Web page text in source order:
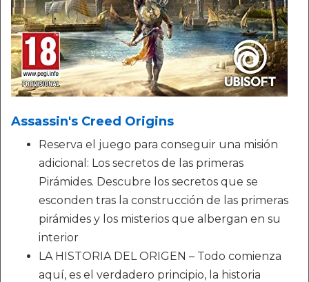
Assassin's Creed Origins
Reserva el juego para conseguir una misión
adicional: Los secretos de las primeras
Pirámides. Descubre los secretos que se
esconden tras la construcción de las primeras
pirámides y los misterios que albergan en su
interior
LA HISTORIA DEL ORIGEN – Todo comienza
aquí, es el verdadero principio, la historia